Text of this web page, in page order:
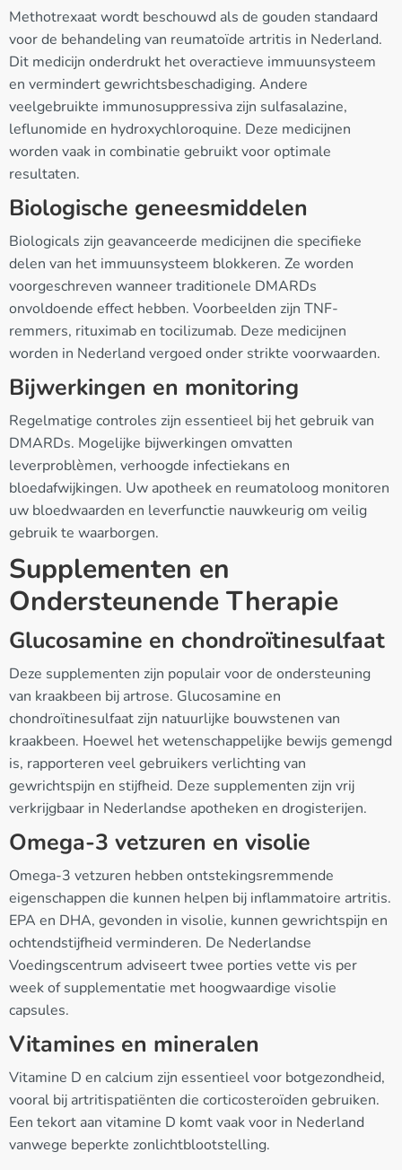
Methotrexaat wordt beschouwd als de gouden standaard
voor de behandeling van reumatoïde artritis in Nederland.
Dit medicijn onderdrukt het overactieve immuunsysteem
en vermindert gewrichtsbeschadiging. Andere
veelgebruikte immunosuppressiva zijn sulfasalazine,
leflunomide en hydroxychloroquine. Deze medicijnen
worden vaak in combinatie gebruikt voor optimale
resultaten.
Biologische geneesmiddelen
Biologicals zijn geavanceerde medicijnen die specifieke
delen van het immuunsysteem blokkeren. Ze worden
voorgeschreven wanneer traditionele DMARDs
onvoldoende effect hebben. Voorbeelden zijn TNF-
remmers, rituximab en tocilizumab. Deze medicijnen
worden in Nederland vergoed onder strikte voorwaarden.
Bijwerkingen en monitoring
Regelmatige controles zijn essentieel bij het gebruik van
DMARDs. Mogelijke bijwerkingen omvatten
leverproblèmen, verhoogde infectiekans en
bloedafwijkingen. Uw apotheek en reumatoloog monitoren
uw bloedwaarden en leverfunctie nauwkeurig om veilig
gebruik te waarborgen.
Supplementen en
Ondersteunende Therapie
Glucosamine en chondroïtinesulfaat
Deze supplementen zijn populair voor de ondersteuning
van kraakbeen bij artrose. Glucosamine en
chondroïtinesulfaat zijn natuurlijke bouwstenen van
kraakbeen. Hoewel het wetenschappelijke bewijs gemengd
is, rapporteren veel gebruikers verlichting van
gewrichtspijn en stijfheid. Deze supplementen zijn vrij
verkrijgbaar in Nederlandse apotheken en drogisterijen.
Omega-3 vetzuren en visolie
Omega-3 vetzuren hebben ontstekingsremmende
eigenschappen die kunnen helpen bij inflammatoire artritis.
EPA en DHA, gevonden in visolie, kunnen gewrichtspijn en
ochtendstijfheid verminderen. De Nederlandse
Voedingscentrum adviseert twee porties vette vis per
week of supplementatie met hoogwaardige visolie
capsules.
Vitamines en mineralen
Vitamine D en calcium zijn essentieel voor botgezondheid,
vooral bij artritispatiënten die corticosteroïden gebruiken.
Een tekort aan vitamine D komt vaak voor in Nederland
vanwege beperkte zonlichtblootstelling.